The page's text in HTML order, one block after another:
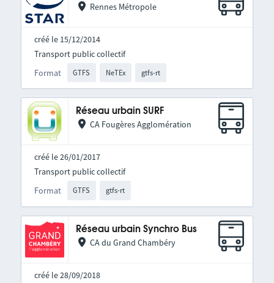
Rennes Métropole
créé le 15/12/2014
Format GTFS NeTEx gtfs-rt
Transport public collectif
Réseau urbain SURF
CA Fougères Agglomération
créé le 26/01/2017
Format GTFS gtfs-rt
Transport public collectif
Réseau urbain Synchro Bus
CA du Grand Chambéry
créé le 28/09/2018